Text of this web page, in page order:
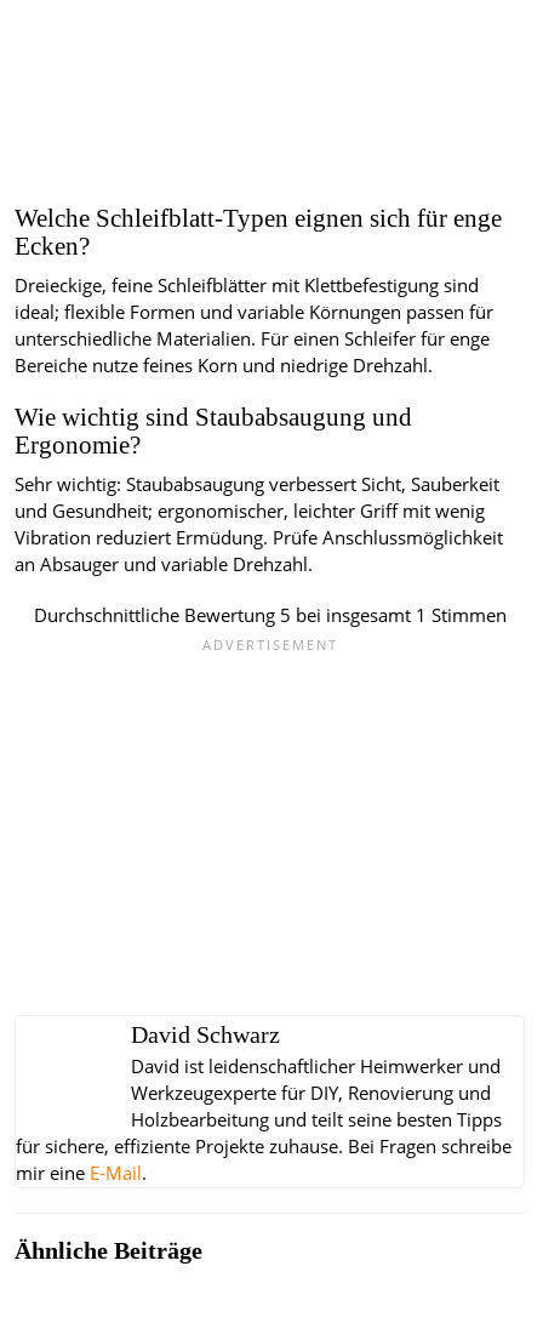
Welche Schleifblatt‑Typen eignen sich für enge
Ecken?
Dreieckige, feine Schleifblätter mit Klettbefestigung sind
ideal; flexible Formen und variable Körnungen passen für
unterschiedliche Materialien. Für einen Schleifer für enge
Bereiche nutze feines Korn und niedrige Drehzahl.
Wie wichtig sind Staubabsaugung und
Ergonomie?
Sehr wichtig: Staubabsaugung verbessert Sicht, Sauberkeit
und Gesundheit; ergonomischer, leichter Griff mit wenig
Vibration reduziert Ermüdung. Prüfe Anschlussmöglichkeit
an Absauger und variable Drehzahl.
Durchschnittliche Bewertung 5 bei insgesamt 1 Stimmen
David Schwarz
David ist leidenschaftlicher Heimwerker und
Werkzeugexperte für DIY, Renovierung und
Holzbearbeitung und teilt seine besten Tipps
für sichere, effiziente Projekte zuhause. Bei Fragen schreibe
mir eine E-Mail.
Ähnliche Beiträge